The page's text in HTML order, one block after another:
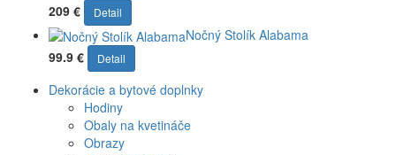
209 €
Detail
Nočný Stolík Alabama
99.9 €
Detail
Dekorácie a bytové doplnky
Hodiny
Obaly na kvetináče
Obrazy